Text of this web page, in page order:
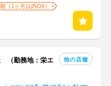
（1ヶ月以内OK）
（勤務地：栄エ
他の店舗